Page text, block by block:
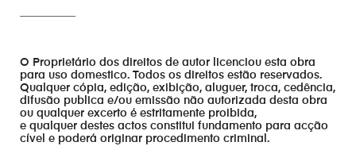
O Proprietário dos direitos de autor licenciou esta obra
para uso domestico. Todos os direitos estão reservados.
Qualquer cópia, edição, exibição, aluguer, troca, cedência,
difusão publica e/ou emissão não autorizada desta obra
ou qualquer excerto é estritamente proibida,
e qualquer destes actos constitui fundamento para acção
cível e poderá originar procedimento criminal.